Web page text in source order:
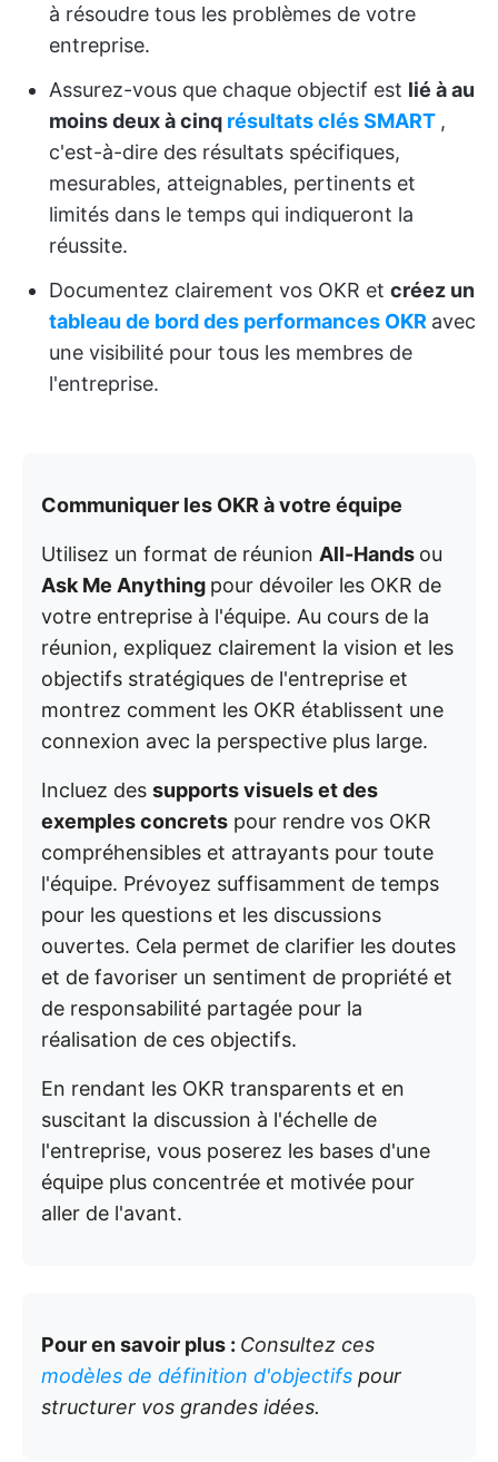
à résoudre tous les problèmes de votre
entreprise.
Assurez-vous que chaque objectif est lié à au
moins deux à cinq résultats clés SMART ,
c'est-à-dire des résultats spécifiques,
mesurables, atteignables, pertinents et
limités dans le temps qui indiqueront la
réussite.
Documentez clairement vos OKR et créez un
tableau de bord des performances OKR avec
une visibilité pour tous les membres de
l'entreprise.
Communiquer les OKR à votre équipe
Utilisez un format de réunion All-Hands ou
Ask Me Anything pour dévoiler les OKR de
votre entreprise à l'équipe. Au cours de la
réunion, expliquez clairement la vision et les
objectifs stratégiques de l'entreprise et
montrez comment les OKR établissent une
connexion avec la perspective plus large.
Incluez des supports visuels et des
exemples concrets pour rendre vos OKR
compréhensibles et attrayants pour toute
l'équipe. Prévoyez suffisamment de temps
pour les questions et les discussions
ouvertes. Cela permet de clarifier les doutes
et de favoriser un sentiment de propriété et
de responsabilité partagée pour la
réalisation de ces objectifs.
En rendant les OKR transparents et en
suscitant la discussion à l'échelle de
l'entreprise, vous poserez les bases d'une
équipe plus concentrée et motivée pour
aller de l'avant.
Pour en savoir plus : Consultez ces
modèles de définition d'objectifs pour
structurer vos grandes idées.